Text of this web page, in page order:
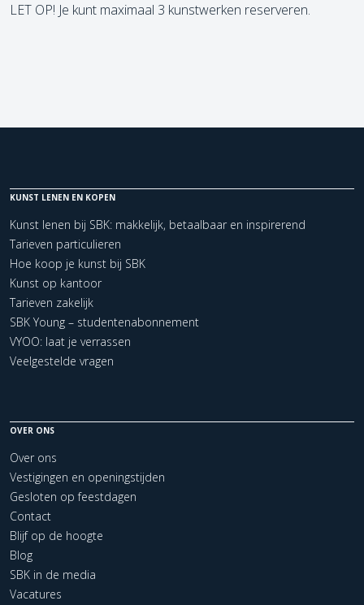
LET OP! Je kunt maximaal 3 kunstwerken reserveren.
KUNST LENEN EN KOPEN
Kunst lenen bij SBK: makkelijk, betaalbaar en inspirerend
Tarieven particulieren
Hoe koop je kunst bij SBK
Kunst op kantoor
Tarieven zakelijk
SBK Young – studentenabonnement
VYOO: laat je verrassen
Veelgestelde vragen
OVER ONS
Over ons
Vestigingen en openingstijden
Gesloten op feestdagen
Contact
Blijf op de hoogte
Blog
SBK in de media
Vacatures